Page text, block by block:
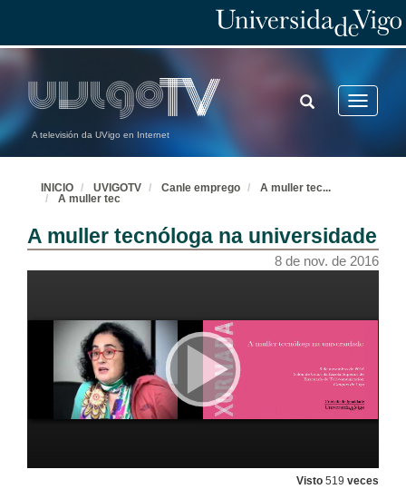
A televisión da UVigo en Internet
Toggle
TOGGLE
SEARCH
INICIO UVIGOTV Canle emprego A muller tec...
A muller tec
A muller tecnóloga na universidade
8 de nov. de 2016
Visto 519 veces